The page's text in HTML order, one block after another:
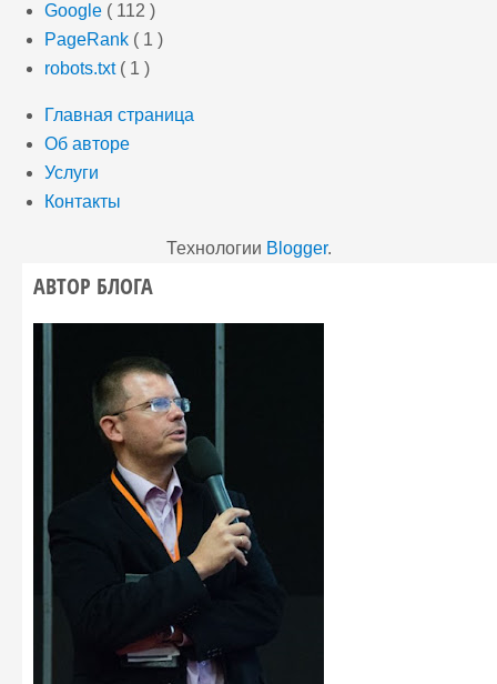
Google ( 112 )
PageRank ( 1 )
robots.txt ( 1 )
Главная страница
Об авторе
Услуги
Контакты
Технологии Blogger.
АВТОР БЛОГА